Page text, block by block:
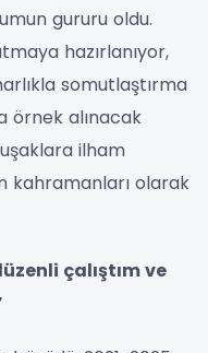
gururu oldu.
hazırlanıyor,
somutlaştırma
örnek alınacak
ilham
kahramanları olarak
çalıştım ve